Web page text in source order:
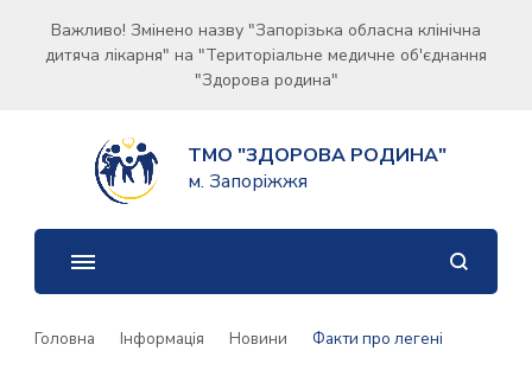
Важливо! Змінено назву "Запорізька обласна клінічна
дитяча лікарня" на "Територіальне медичне об'єднання
"Здорова родина"
ТМО "ЗДОРОВА РОДИНА"
м. Запоріжжя
Головна Інформація Новини Факти про легені